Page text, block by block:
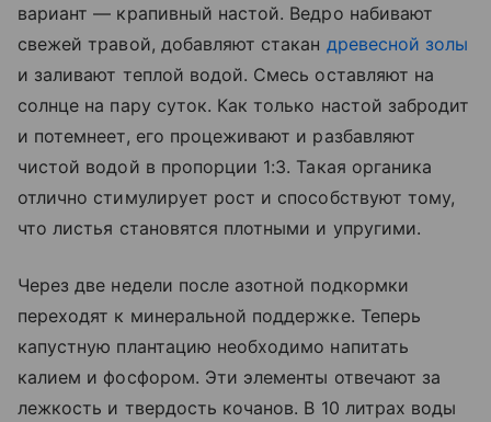
вариант — крапивный настой. Ведро набивают
свежей травой, добавляют стакан древесной золы
и заливают теплой водой. Смесь оставляют на
солнце на пару суток. Как только настой забродит
и потемнеет, его процеживают и разбавляют
чистой водой в пропорции 1:3. Такая органика
отлично стимулирует рост и способствуют тому,
что листья становятся плотными и упругими.
Через две недели после азотной подкормки
переходят к минеральной поддержке. Теперь
капустную плантацию необходимо напитать
калием и фосфором. Эти элементы отвечают за
лежкость и твердость кочанов. В 10 литрах воды